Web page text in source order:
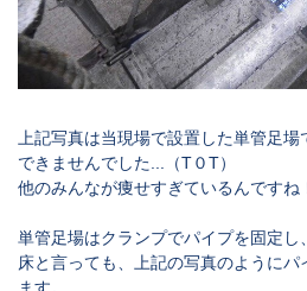
上記写真は当現場で設置した単管足
できませんでした...（T０T）
他のみんなが痩せすぎているんですね
単管足場はクランプでパイプを固定し
床と言っても、上記の写真のようにパ